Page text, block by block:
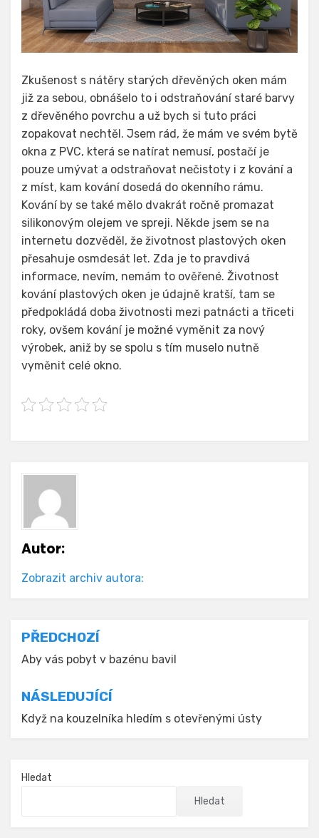
Zkušenost s nátěry starých dřevěných oken mám
již za sebou, obnášelo to i odstraňování staré barvy
z dřevěného povrchu a už bych si tuto práci
zopakovat nechtěl. Jsem rád, že mám ve svém bytě
okna z PVC, která se natírat nemusí, postačí je
pouze umývat a odstraňovat nečistoty i z kování a
z míst, kam kování dosedá do okenního rámu.
Kování by se také mělo dvakrát ročně promazat
silikonovým olejem ve spreji. Někde jsem se na
internetu dozvěděl, že životnost plastových oken
přesahuje osmdesát let. Zda je to pravdivá
informace, nevím, nemám to ověřené. Životnost
kování plastových oken je údajně kratší, tam se
předpokládá doba životnosti mezi patnácti a třiceti
roky, ovšem kování je možné vyměnit za nový
výrobek, aniž by se spolu s tím muselo nutně
vyměnit celé okno.
Autor:
Zobrazit archiv autora:
Navigace
pro
příspěvek
PŘEDCHOZÍ
Aby vás pobyt v bazénu bavil
NÁSLEDUJÍCÍ
Když na kouzelníka hledím s otevřenými ústy
Hledat
Hledat